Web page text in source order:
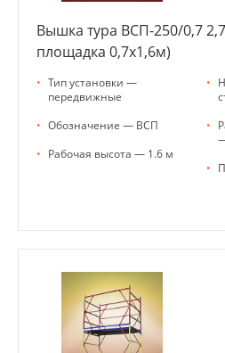
Вышка тура ВСП-250/0,7
площадка 0,7х1,6м)
• Тип установки —
передвижные
• Обозначение — ВСП
• Рабочая высота — 1.6 м
•
•
•